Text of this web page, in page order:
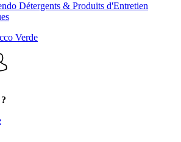
Détergents & Produits d'Entretien